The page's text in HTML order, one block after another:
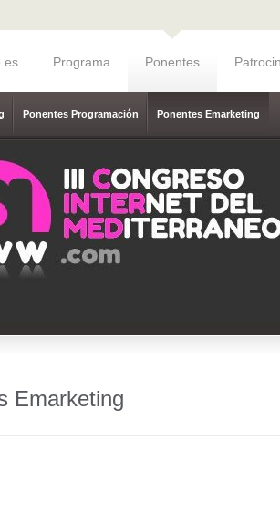
es Programa Ponentes
Ponentes Programación Ponentes Emarketing
Emarketing